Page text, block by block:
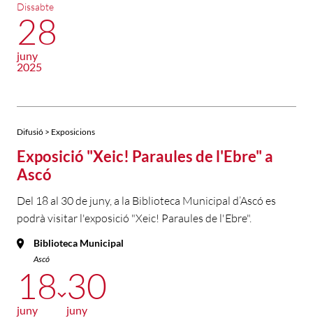
Dissabte
28
juny
2025
Difusió > Exposicions
Exposició "Xeic! Paraules de l'Ebre" a
Ascó
Del 18 al 30 de juny, a la Biblioteca Municipal d’Ascó es
podrà visitar l'exposició "Xeic! Paraules de l'Ebre".
Biblioteca Municipal
Ascó
18
juny
30
juny